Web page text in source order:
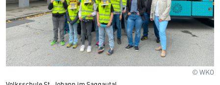
© WKO